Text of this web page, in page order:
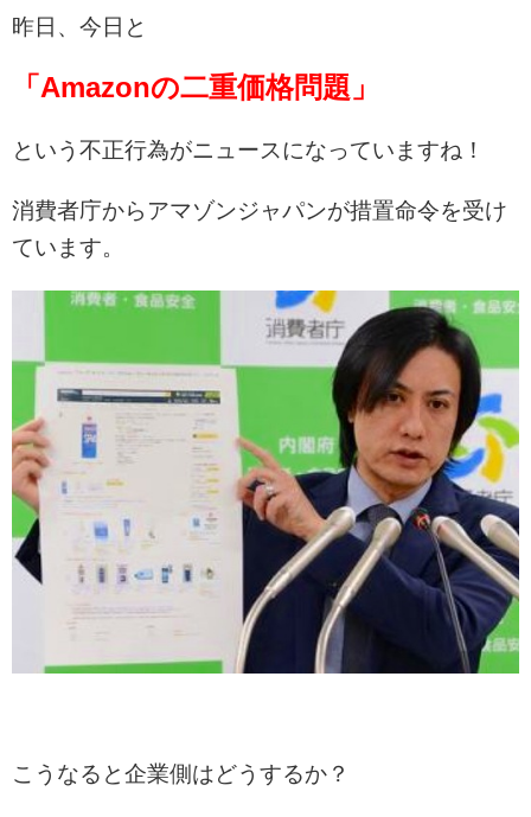
昨日、今日と
「Amazonの二重価格問題」
という不正行為がニュースになっていますね！
消費者庁からアマゾンジャパンが措置命令を受け
ています。
こうなると企業側はどうするか？